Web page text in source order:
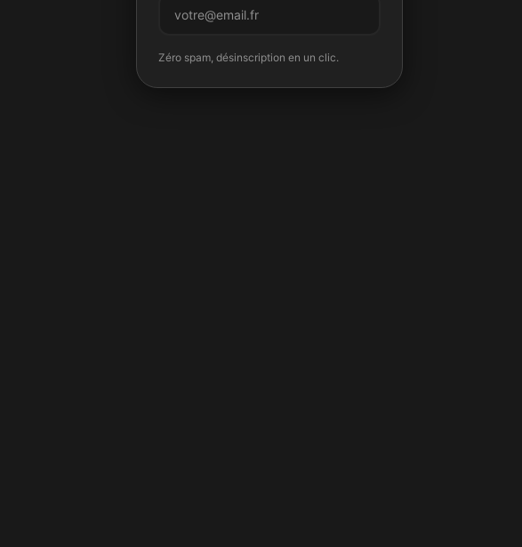
M'inscrire
Zéro spam, désinscription en un clic.